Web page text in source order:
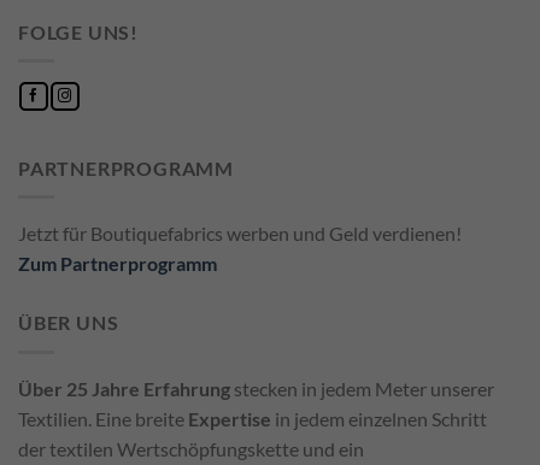
FOLGE UNS!
PARTNERPROGRAMM
Jetzt für Boutiquefabrics werben und Geld verdienen!
Zum Partnerprogramm
ÜBER UNS
Über 25 Jahre Erfahrung stecken in jedem Meter unserer
Textilien. Eine breite Expertise in jedem einzelnen Schritt
der textilen Wertschöpfungskette und ein